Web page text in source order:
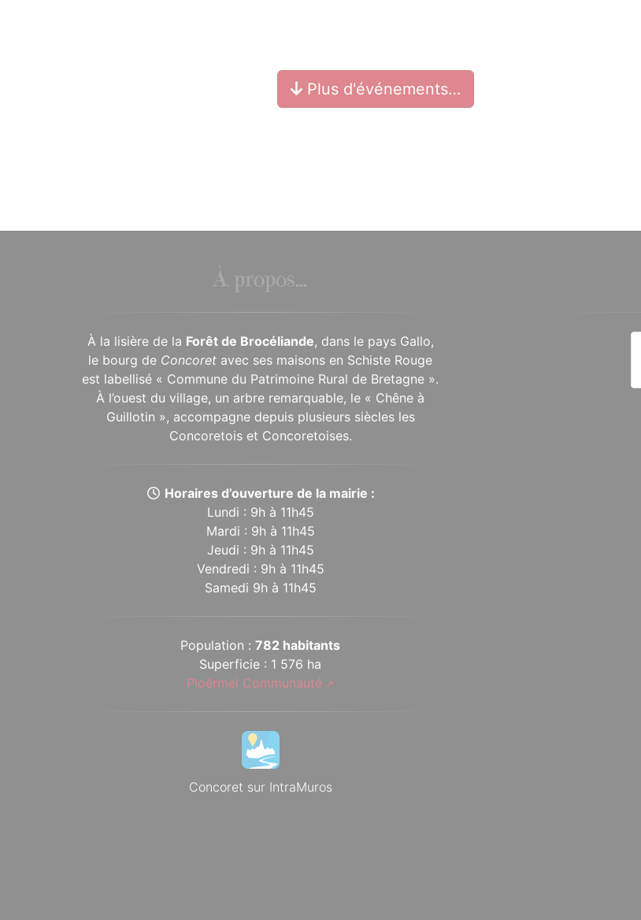
Plus d'événements…
À propos...
À la lisière de la Forêt de Brocéliande, dans le pays Gallo,
le bourg de Concoret avec ses maisons en Schiste Rouge
est labellisé « Commune du Patrimoine Rural de Bretagne ».
À l’ouest du village, un arbre remarquable, le « Chêne à
Guillotin », accompagne depuis plusieurs siècles les
Concoretois et Concoretoises.
Horaires d’ouverture de la mairie :
Lundi : 9h à 11h45
Mardi : 9h à 11h45
Jeudi : 9h à 11h45
Vendredi : 9h à 11h45
Samedi 9h à 11h45
Population :782 habitants
Superficie : 1 576 ha
Ploërmel Communauté
Concoret sur IntraMuros